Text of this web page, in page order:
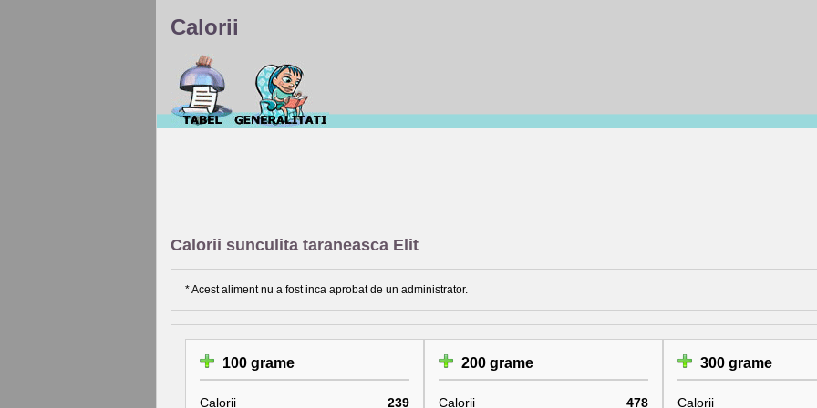
Calorii
Calorii sunculita taraneasca Elit
* Acest aliment nu a fost inca aprobat de un administrator.
100 grame
Calorii 239
200 grame
Calorii 478
300 grame
Calorii